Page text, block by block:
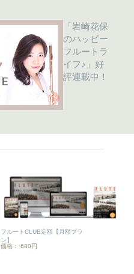
「岩崎花保
のハッピー
フルートラ
イフ♪」好
評連載中！
フルートCLUB定額【月額プラ
ン】
価格： 680円